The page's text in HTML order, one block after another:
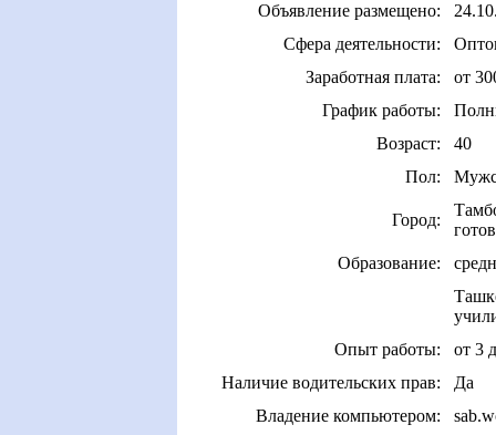
Объявление размещено:
Сфера деятельности:
Заработная плата:
от
График работы:
Возраст:
40
Пол:
Город:
Образование:
Опыт работы:
от 3
Наличие водительских прав:
Да
Владение компьютером: